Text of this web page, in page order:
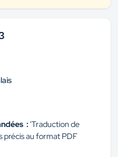
:'Traduction de
précis au format PDF